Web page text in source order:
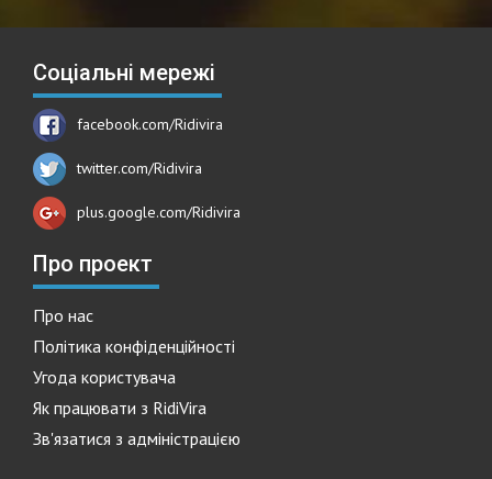
Соціальні мережі
facebook.com/Ridivira
twitter.com/Ridivira
plus.google.com/Ridivira
Про проект
Про нас
Політика конфіденційності
Угода користувача
Як працювати з RidiVira
Зв'язатися з адміністрацією